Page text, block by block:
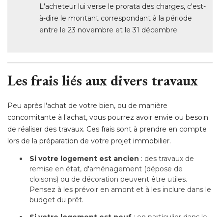
L'acheteur lui verse le prorata des charges, c'est-
à-dire le montant correspondant à la période
entre le 23 novembre et le 31 décembre.
Les frais liés aux divers travaux
Peu après l'achat de votre bien, ou de manière
concomitante à l'achat, vous pourrez avoir envie ou besoin
de réaliser des travaux. Ces frais sont à prendre en compte
lors de la préparation de votre projet immobilier.
Si votre logement est ancien : des travaux de
remise en état, d'aménagement (dépose de
cloisons) ou de décoration peuvent être utiles.
Pensez à les prévoir en amont et à les inclure dans le
budget du prêt.